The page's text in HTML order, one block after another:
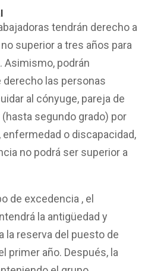
tendrán derecho a
no superior a tres años para
Asimismo, podrán
derecho las personas
al cónyuge, pareja de
segundo grado) por
enfermedad o discapacidad,
no podrá ser superior a
de excedencia , el
la antigüedad y
la reserva del puesto de
primer año. Después, la